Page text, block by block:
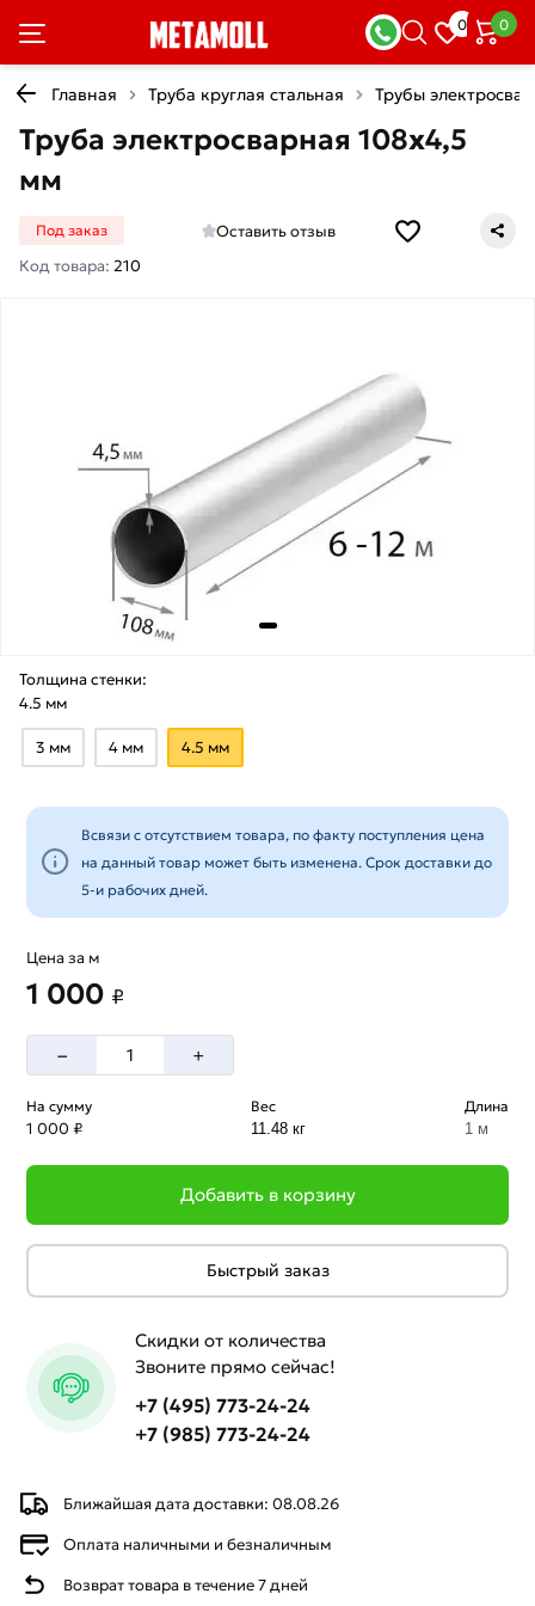
0 0
Главная Труба круглая стальная Трубы
Труба электросварная 108х4,5
мм
Под заказ
Оставить отзыв
Код товара: 210
Толщина стенки:
4.5 мм
3 мм 4 мм 4.5 мм
Ближайшая дата доставки: 08.08.26
Оплата наличными и безналичным
Возврат товара в течение 7 дней
Всвязи с отсутствием товара, по факту поступления цена
на данный товар может быть изменена. Срок доставки до
5-и рабочих дней.
Цена за м
1 000 ₽
– +
На сумму
1 000 ₽
Вес
11.48 кг
Длина
1 м
Добавить в корзину
Быстрый заказ
Скидки от количества
Звоните прямо сейчас!
+7 (495) 773-24-24
+7 (985) 773-24-24